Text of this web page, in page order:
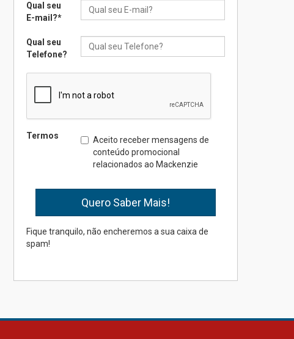
05.08.2026
Seminário discute desafios
das novas tecnologias em
04.08.2026
Mackenzie recepciona os
calouros do segundo
semestre de 2026
04.08.2026
Brasília prepara seus
estudantes para o PAS antes
mesmo do Ensino Médio
Qual seu
E-mail?*
Qual seu
Telefone?
Termos
Aceito receber mensagens de
conteúdo promocional
relacionados ao Mackenzie
Fique tranquilo, não encheremos a sua caixa de
spam!